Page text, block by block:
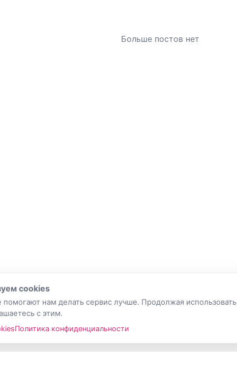
Больше постов нет
cookies
нам делать сервис лучше. Продолжая использовать
с этим.
Политика конфиденциальности